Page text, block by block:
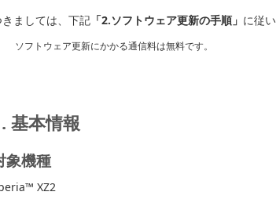
ましては、下記 「2.ソフトウェア更新の手順」 に従
ソフトウェア更新にかかる通信料は無料です。
基本情報
象機種
XZ2